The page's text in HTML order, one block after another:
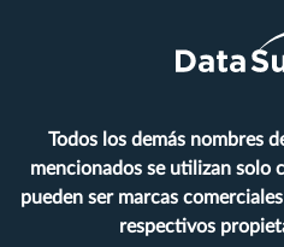
Todos los demás nombres
mencionados se utilizan solo
pueden ser marcas
respectivos